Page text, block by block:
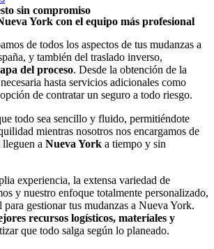
sin compromiso
York con el equipo más profesional
de todos los aspectos de tus mudanzas a
y también del traslado inverso,
del proceso. Desde la obtención de la
hasta servicios adicionales como
de contratar un seguro a todo riesgo.
todo sea sencillo y fluido, permitiéndote
mientras nosotros nos encargamos de
lleguen a Nueva York a tiempo y sin
experiencia, la extensa variedad de
y nuestro enfoque totalmente personalizado,
gestionar tus mudanzas a Nueva York.
recursos logísticos, materiales y
que todo salga según lo planeado.